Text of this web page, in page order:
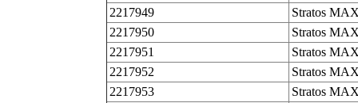
2217949
Stratos
2217950
Stratos
2217951
Stratos
2217952
Stratos
2217953
Stratos